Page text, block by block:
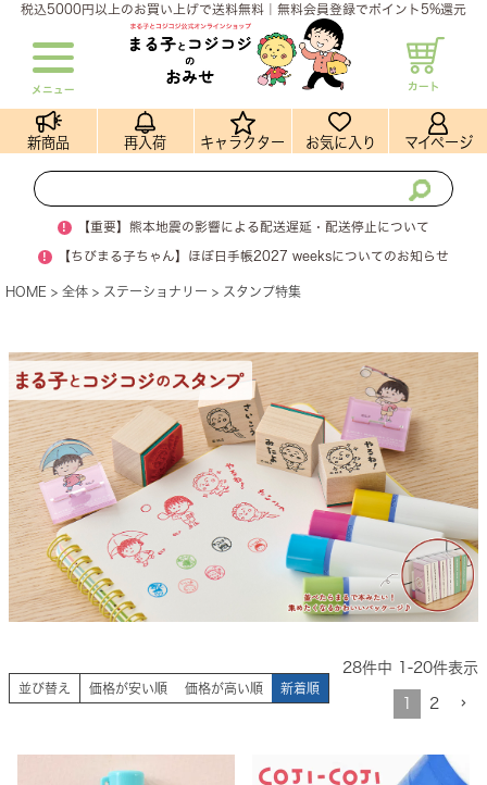
税込5000円以上のお買い上げで送料無料｜無料会員登録でポイント5%還元
メニュー カート
新商品 再入荷 キャラクター お気に入り マイページ
! 【重要】熊本地震の影響による配送遅延・配送停止について
! 【ちびまる子ちゃん】ほぼ日手帳2027 weeksについてのお知らせ
HOME 全体 ステーショナリー スタンプ特集
並び替え 価格が安い順 価格が高い順 新着順
28件中 -20件表示
2